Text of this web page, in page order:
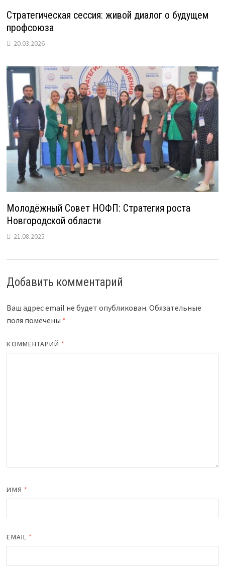
Стратегическая сессия: живой диалог о будущем
профсоюза
20.03.2026
Молодёжный Совет НОФП: Стратегия роста
Новгородской области
21.08.2025
Добавить комментарий
Ваш адрес email не будет опубликован. Обязательные
поля помечены *
КОММЕНТАРИЙ *
ИМЯ *
EMAIL *